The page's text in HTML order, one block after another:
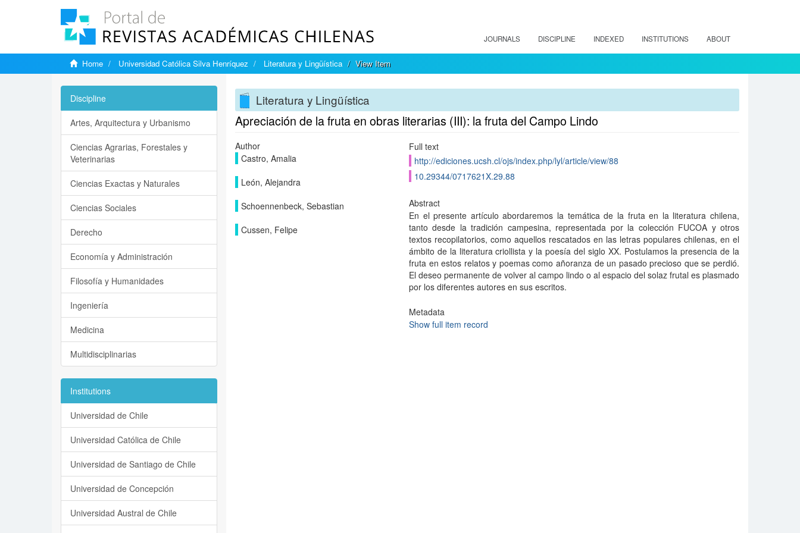
JOURNALS DISCIPLINE INDEXED INSTITUTIONS ABOUT
Home Universidad Católica Silva Henríquez Literatura y Lingüística View Item
Literatura y Lingüística
Apreciación de la fruta en obras literarias (III): la fruta del Campo Lindo
Author
Castro, Amalia
León, Alejandra
Schoennenbeck, Sebastian
Cussen, Felipe
Full text
http://ediciones.ucsh.cl/ojs/index.php/lyl/article/view/88
10.29344/0717621X.29.88
Abstract
En el presente artículo abordaremos la temática de la fruta en la literatura chilena,
tanto desde la tradición campesina, representada por la colección FUCOA y otros
textos recopilatorios, como aquellos rescatados en las letras populares chilenas, en el
ámbito de la literatura criollista y la poesía del siglo XX. Postulamos la presencia de la
fruta en estos relatos y poemas como añoranza de un pasado precioso que se perdió.
El deseo permanente de volver al campo lindo o al espacio del solaz frutal es plasmado
por los diferentes autores en sus escritos.
Metadata
Show full item record
Discipline
Artes, Arquitectura y Urbanismo
Ciencias Agrarias, Forestales y
Veterinarias
Ciencias Exactas y Naturales
Ciencias Sociales
Derecho
Economía y Administración
Filosofía y Humanidades
Ingeniería
Medicina
Multidisciplinarias
Institutions
Universidad de Chile
Universidad Católica de Chile
Universidad de Santiago de Chile
Universidad de Concepción
Universidad Austral de Chile